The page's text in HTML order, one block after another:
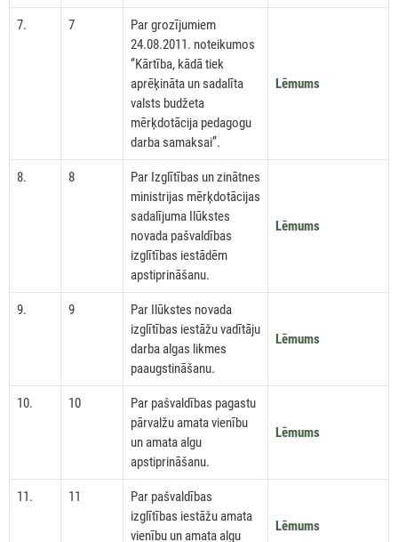
7. 7
Par grozījumiem
24.08.2011. noteikumos
‘’Kārtība, kādā tiek
aprēķināta un sadalīta
valsts budžeta
mērķdotācija pedagogu
darba samaksai’’.
Lēmums
8. 8
Par Izglītības un zinātnes
ministrijas mērķdotācijas
sadalījuma Ilūkstes
novada pašvaldības
izglītības iestādēm
apstiprināšanu.
Lēmums
9. 9
Par Ilūkstes novada
izglītības iestāžu vadītāju
darba algas likmes
paaugstināšanu.
Lēmums
10. 10
Par pašvaldības pagastu
pārvalžu amata vienību
un amata algu
apstiprināšanu.
Lēmums
11. 11
Par pašvaldības
izglītības iestāžu amata
vienību un amata algu
Lēmums